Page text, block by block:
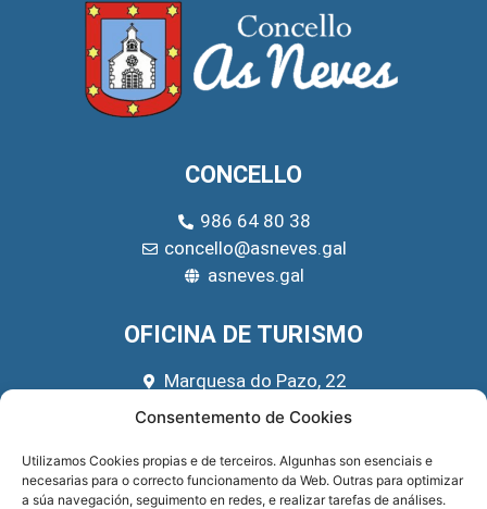
Consentemento de Cookies
Utilizamos Cookies propias e de terceiros. Algunhas son esenciais e
necesarias para o correcto funcionamento da Web. Outras para optimizar
a súa navegación, seguimento en redes, e realizar tarefas de análises.
CONCELLO
986 64 80 38
concello@asneves.gal
asneves.gal
OFICINA DE TURISMO
Marquesa do Pazo, 22
666 39 45 65
REDES SOCIAIS